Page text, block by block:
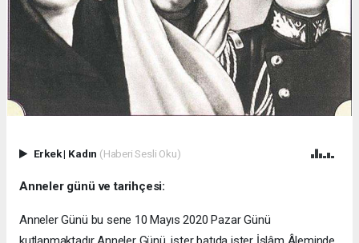
Erkek| Kadın (Haberi Sesli Oku)
Anneler günü ve tarihçesi:
Anneler Günü bu sene 10 Mayıs 2020 Pazar Günü